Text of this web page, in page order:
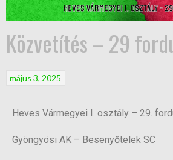
Közvetítés – 29
május 3, 2025
Heves Vármegyei I. osztály – 29.
Gyöngyösi AK – Besenyőtelek SC